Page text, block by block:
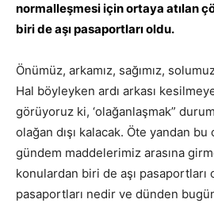
normalleşmesi için ortaya atılan
biri de aşı pasaportları oldu.
Önümüz, arkamız, sağımız,
Hal böyleyken ardı arkası
görüyoruz ki, ‘olağanlaşmak”
olağan dışı kalacak. Öte yandan bu
gündem maddelerimiz arasına
konulardan biri de aşı pasaportları
pasaportları nedir ve dünden